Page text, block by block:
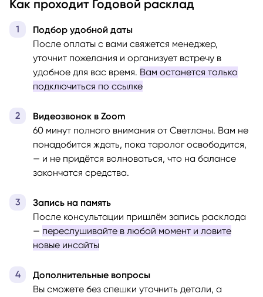
Как проходит Годовой расклад
Подбор удобной даты
После оплаты с вами свяжется менеджер,
уточнит пожелания и организует встречу в
удобное для вас время. Вам останется только
подключиться по ссылке
Видеозвонок в Zoom
60 минут полного внимания от Светланы. Вам не
понадобится ждать, пока таролог освободится,
— и не придётся волноваться, что на балансе
закончатся средства.
Запись на память
После консультации пришлём запись расклада
— переслушивайте в любой момент и ловите
новые инсайты
Дополнительные вопросы
Вы сможете без спешки уточнить детали, а